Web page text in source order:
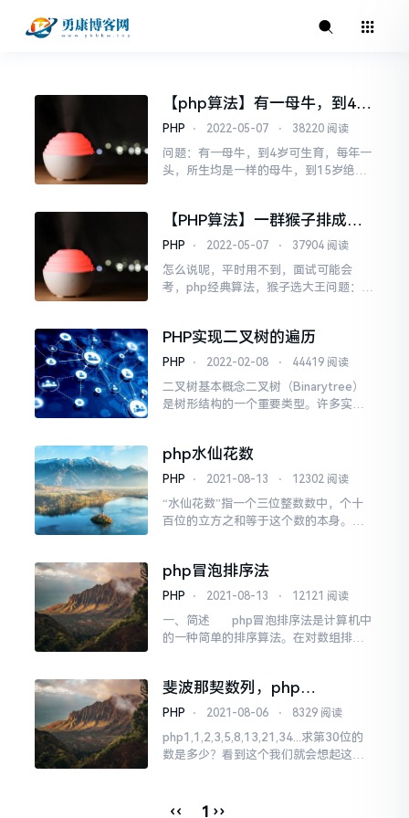
【php算法】有一母牛，到4岁
可生育，每年一头，所生均是
牛?
PHP ⋅ 2022-05-07 ⋅ 38220 阅读
问题：有一母牛，到4岁可生育，每年一
头，所生均是一样的母牛，到15岁绝
上生下的小牛一共两头，生下的小牛再
过4年也能生，期间母牛每年还能生一
($n){ &...
【PHP算法】一群猴子排成一
圈,m,n猴子选大王算法
PHP ⋅ 2022-05-07 ⋅ 37904 阅读
怎么说呢，平时用不到，面试可能会
考，php经典算法，猴子选大王问题：一
它踢出圈，然后从它后面再开始数，再
数到第m只，在把它踢出去...，如此不停
为止，那只猴子就叫做大王。思路分
析：（遇到...
PHP实现二叉树的遍历
PHP ⋅ 2022-02-08 ⋅ 44419 阅读
二叉树基本概念二叉树（Binarytree）
是树形结构的一个重要类型。许多实际
为二叉树，而且二叉树的存储结构及其
算法都较为简单，因此二叉树显得特别
有两棵子树，且有左右之分。遍历类型
由于二叉树每个节...
php水仙花数
PHP ⋅ 2021-08-13 ⋅ 12302 阅读
“水仙花数”指一个三位整数数中，个十
百位的立方之和等于这个数的本身。比
个十百位的值，再进行循环比较得出。
由于是三位数，所以它的范围在100-99
php冒泡排序法
PHP ⋅ 2021-08-13 ⋅ 12121 阅读
一、简述 php冒泡排序法是计算机中
的一种简单的排序算法。在对数组排序
置进行对调，一直比较到没有需要交换
的值为止完成排序。二、为啥叫冒泡排...
斐波那契数列，php
1,1,2,3,5,8,13,21,34...求第30
PHP ⋅ 2021-08-06 ⋅ 8329 阅读
php1,1,2,3,5,8,13,21,34...求第30位的
数是多少？看到这个我们就会想起这是
2,3,5,8,13,21,34数字的规律前面两个数
‹‹ 1 ››